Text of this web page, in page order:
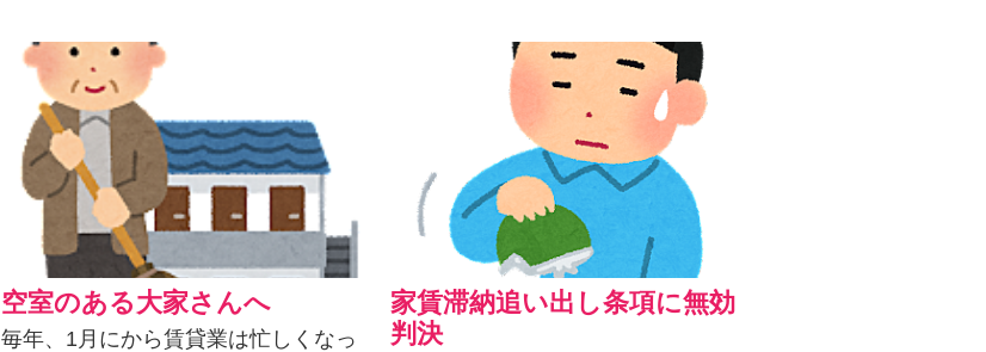
空室のある大家さんへ
毎年、1月にから賃貸業は忙しくなっ
家賃滞納追い出し条項に無効
判決